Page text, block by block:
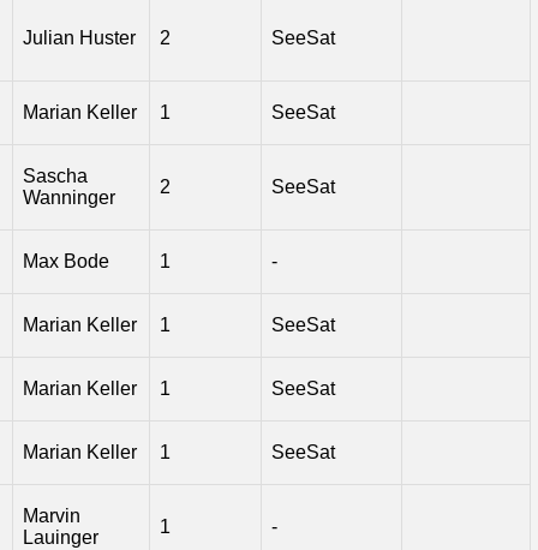
Julian Huster 2 SeeSat
Marian Keller 1 SeeSat
Sascha
Wanninger
2 SeeSat
Max Bode 1 -
Marian Keller 1 SeeSat
Marian Keller 1 SeeSat
Marian Keller 1 SeeSat
Marvin
Lauinger
1 -